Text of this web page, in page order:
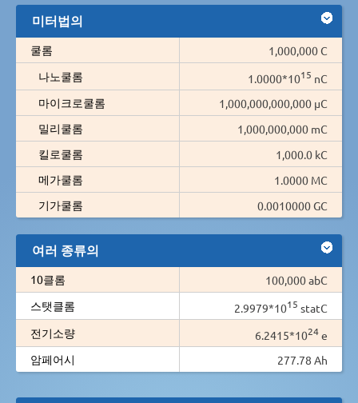
미터법의
쿨롬
1,000,000 C
나노쿨롬
1.0000*1015 nC
마이크로쿨롬
1,000,000,000,000 µC
밀리쿨롬
1,000,000,000 mC
킬로쿨롬
1,000.0 kC
메가쿨롬
1.0000 MC
기가쿨롬
0.0010000 GC
여러 종류의
10클롬
100,000 abC
스탯클롬
2.9979*1015 statC
전기소량
6.2415*1024e
암페어시
277.78 Ah